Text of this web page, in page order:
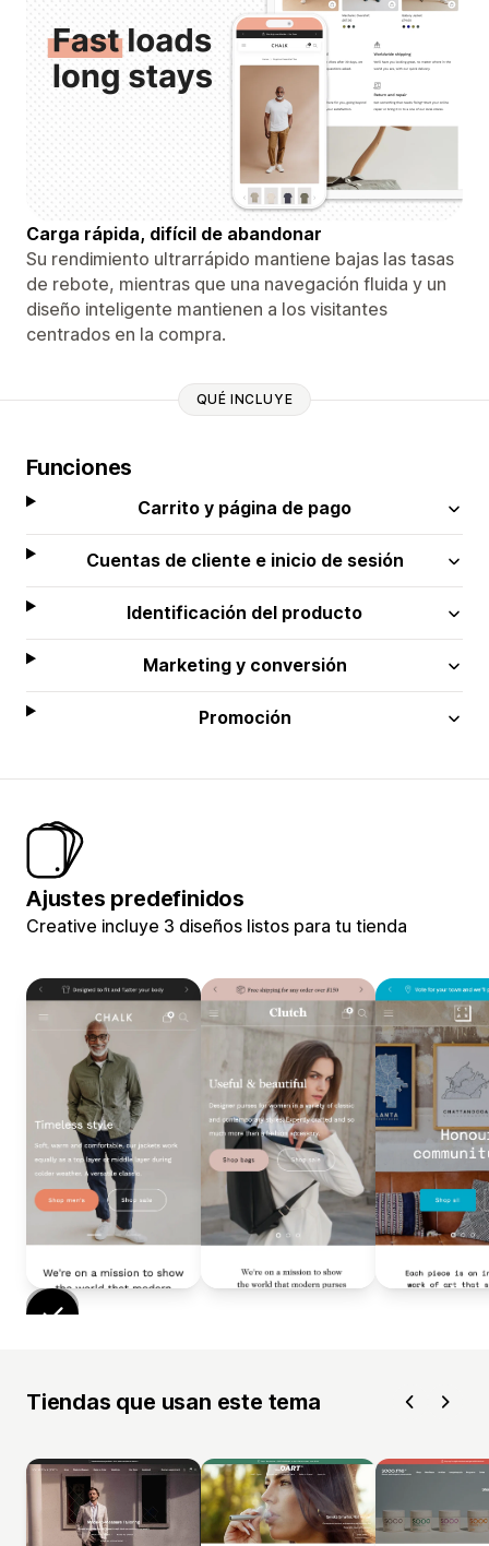
Carga rápida, difícil de abandonar
Su rendimiento ultrarrápido mantiene bajas las tasas
de rebote, mientras que una navegación fluida y un
diseño inteligente mantienen a los visitantes
centrados en la compra.
QUÉ INCLUYE
Funciones
Carrito y página de pago
Cuentas de cliente e inicio de sesión
Identificación del producto
Marketing y conversión
Promoción
Ajustes predefinidos
Creative incluye 3 diseños listos para tu tienda
Tiendas que usan este tema